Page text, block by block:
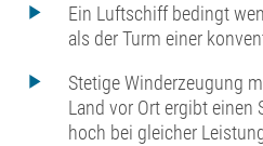
Ein Luftschiff bedingt
als der Turm einer
Stetige Winderzeugung
Land vor Ort ergibt einen
hoch bei gleicher